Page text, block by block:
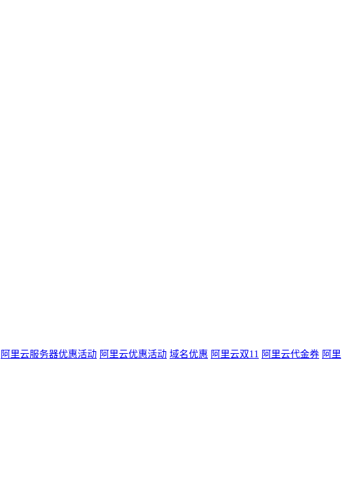
阿里云服务器优惠活动 阿里云优惠活动 域名优惠 阿里云双11 阿里云代金券 阿里